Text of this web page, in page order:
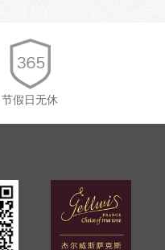
节假日无休